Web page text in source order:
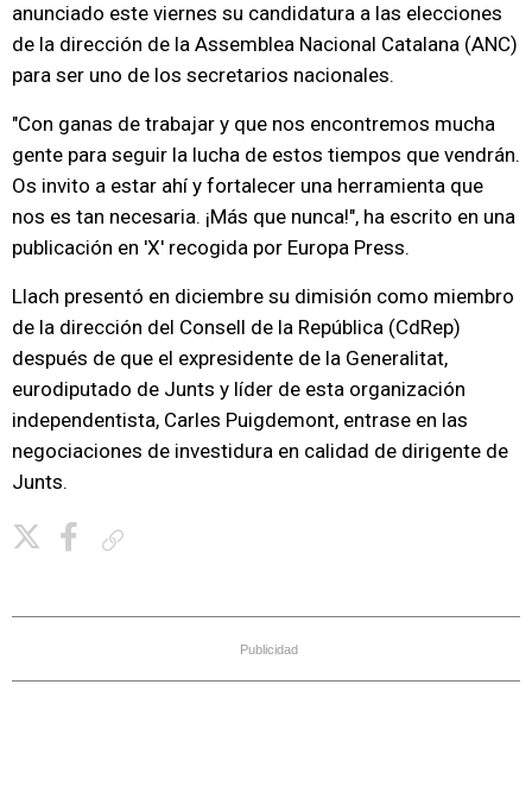
anunciado este viernes su candidatura a las elecciones
de la dirección de la Assemblea Nacional Catalana (ANC)
para ser uno de los secretarios nacionales.
"Con ganas de trabajar y que nos encontremos mucha
gente para seguir la lucha de estos tiempos que vendrán.
Os invito a estar ahí y fortalecer una herramienta que
nos es tan necesaria. ¡Más que nunca!", ha escrito en una
publicación en 'X' recogida por Europa Press.
Llach presentó en diciembre su dimisión como miembro
de la dirección del Consell de la República (CdRep)
después de que el expresidente de la Generalitat,
eurodiputado de Junts y líder de esta organización
independentista, Carles Puigdemont, entrase en las
negociaciones de investidura en calidad de dirigente de
Junts.
Publicidad